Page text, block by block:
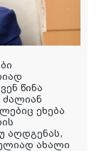
წინა
ძალიან
ეხება
აღდგენას,
ახალი